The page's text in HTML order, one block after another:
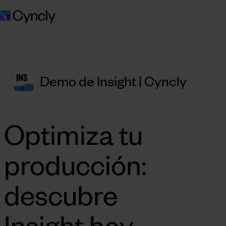
Demo de Insight | Cyncly
Optimiza tu
producción:
descubre